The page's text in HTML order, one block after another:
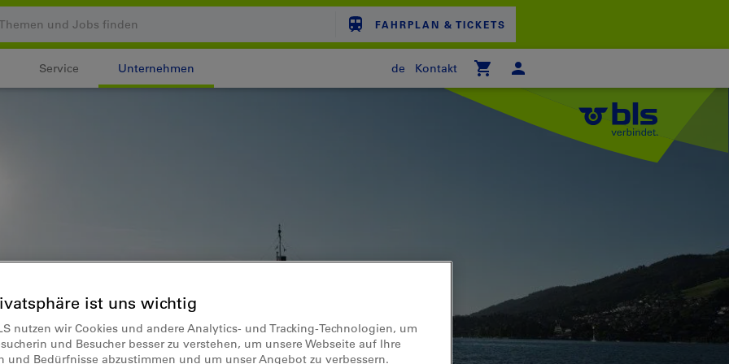
FAHRPLAN & TICKETS
Service Unternehmen de
Kontakt
ist uns wichtig
nutzen wir Cookies und andere Analytics- und Tracking-Technologien, um
und Besucher besser zu verstehen, um unsere Webseite auf Ihre
und Bedürfnisse abzustimmen und um unser Angebot zu verbessern.